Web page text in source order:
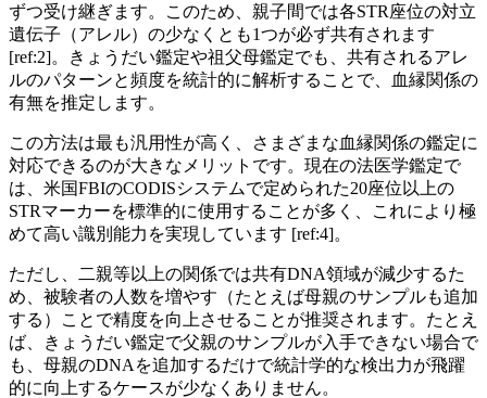
ずつ受け継ぎます。このため、親子間では各STR座位の対立
遺伝子（アレル）の少なくとも1つが必ず共有されます
[ref:2]。きょうだい鑑定や祖父母鑑定でも、共有されるアレ
ルのパターンと頻度を統計的に解析することで、血縁関係の
有無を推定します。
この方法は最も汎用性が高く、さまざまな血縁関係の鑑定に
対応できるのが大きなメリットです。現在の法医学鑑定で
は、米国FBIのCODISシステムで定められた20座位以上の
STRマーカーを標準的に使用することが多く、これにより極
めて高い識別能力を実現しています [ref:4]。
ただし、二親等以上の関係では共有DNA領域が減少するた
め、被験者の人数を増やす（たとえば母親のサンプルも追加
する）ことで精度を向上させることが推奨されます。たとえ
ば、きょうだい鑑定で父親のサンプルが入手できない場合で
も、母親のDNAを追加するだけで統計学的な検出力が飛躍
的に向上するケースが少なくありません。